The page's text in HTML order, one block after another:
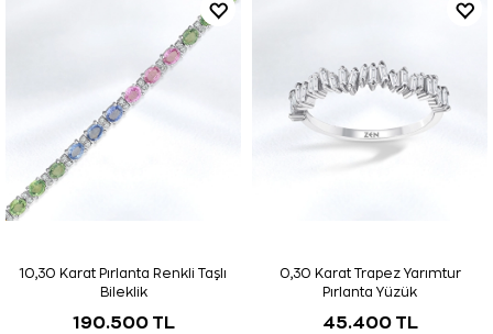
10,30 Karat Pırlanta Renkli Taşlı
Bileklik
190.500 TL
0,30 Karat Trapez Yarımtur
Pırlanta Yüzük
45.400 TL